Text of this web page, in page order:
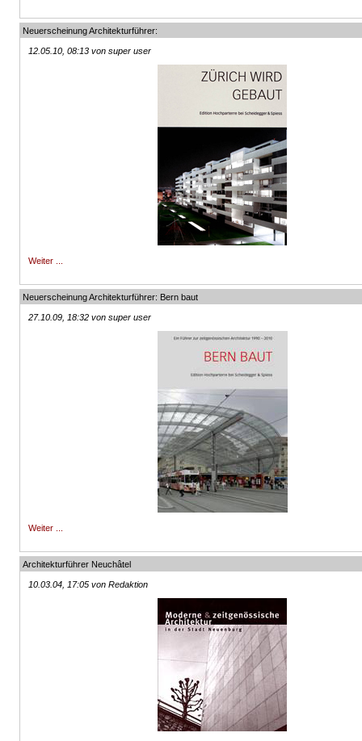
Neuerscheinung Architekturführer:
12.05.10, 08:13 von super user
Weiter ...
Neuerscheinung Architekturführer: Bern baut
27.10.09, 18:32 von super user
Weiter ...
Architekturführer Neuchâtel
10.03.04, 17:05 von Redaktion